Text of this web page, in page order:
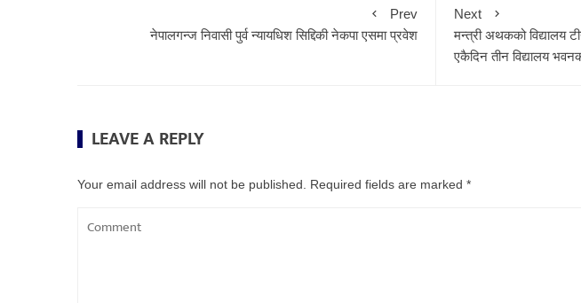
Prev
नेपालगन्ज निवासी पुर्व न्यायधिश सिद्दिकी नेकपा एसमा प्रवेश
Next
मन्त्री अथकको विद्यालय
एकैदिन तीन विद्यालय
LEAVE A REPLY
Your email address will not be published. Required fields are marked *